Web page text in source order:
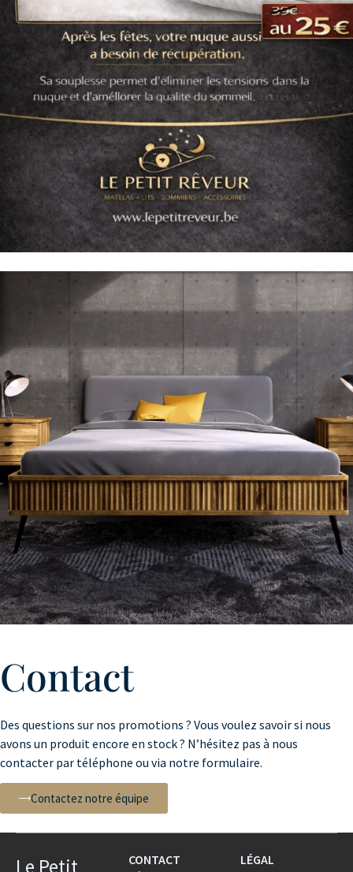
Contact
Des questions sur nos promotions ? Vous voulez savoir si nous
avons un produit encore en stock ? N’hésitez pas à nous
contacter par téléphone ou via notre formulaire.
Contactez notre équipe
Le Petit CONTACT LÉGAL